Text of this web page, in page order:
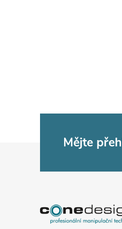
Mějte